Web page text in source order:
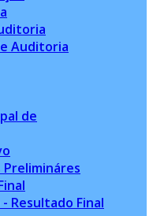
Auditoria
de
Resultado Final